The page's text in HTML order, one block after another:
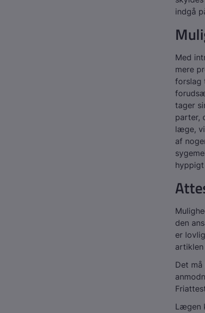
indgå
Med
mere
forslag
tager
parter,
læge,
af
den
er
artiklen
Det
Lægen